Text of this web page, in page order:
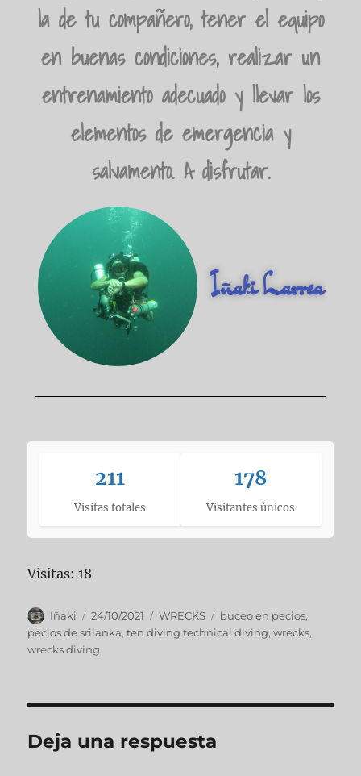
la de tu compañero, tener el equipo
en buenas condiciones, realizar un
entrenamiento adecuado y llevar los
elementos de emergencia y
salvamento. A disfrutar.
Iñaki Larrea
211
Visitas totales
178
Visitantes únicos
Visitas: 18
Iñaki 24/10/2021 WRECKS buceo en pecios,
pecios de srilanka,ten diving technical diving,wrecks,
wrecks diving
Deja una respuesta